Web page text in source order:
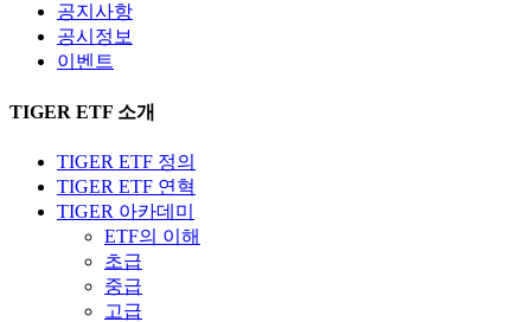
공지사항
공시정보
이벤트
TIGER ETF 소개
TIGER ETF 정의
TIGER ETF 연혁
TIGER 아카데미
ETF의 이해
초급
중급
고급